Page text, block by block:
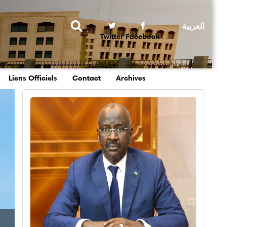
Rechercher
Twitter Facebook
Liens Officiels Contact Archives